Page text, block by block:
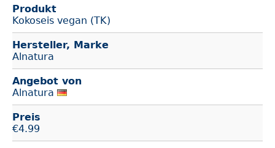
Produkt
Kokoseis vegan (TK)
Hersteller, Marke
Alnatura
Angebot von
Alnatura
Preis
€4.99